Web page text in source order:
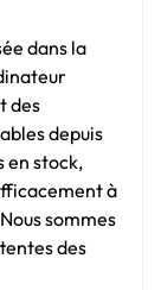
dans la
des
depuis
en stock,
à
sommes
des